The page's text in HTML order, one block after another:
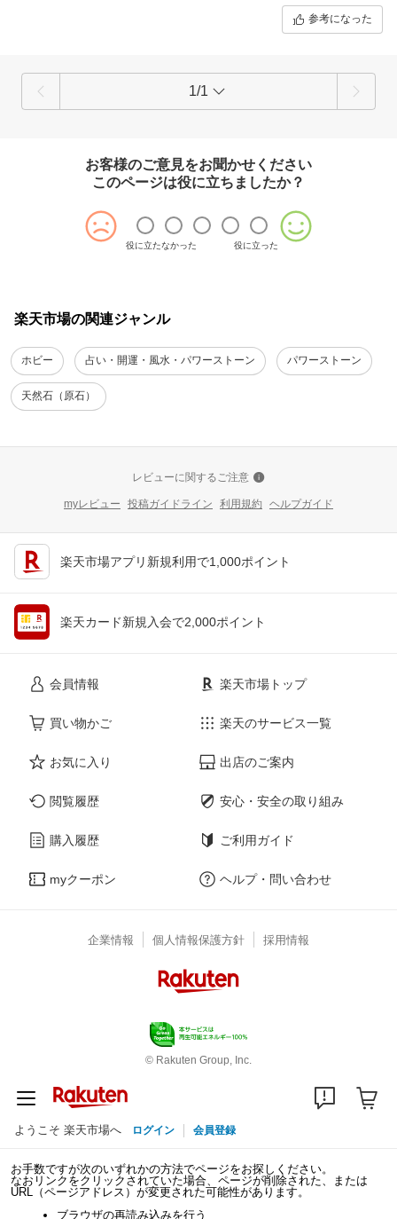
参考になった
1/1
お客様のご意見をお聞かせください
このページは役に立ちましたか？
役に立たなかった 役に立った
楽天市場の関連ジャンル
ホビー 占い・開運・風水・パワーストーン パワーストーン
天然石（原石）
レビューに関するご注意
myレビュー 投稿ガイドライン 利用規約 ヘルプガイド
楽天市場アプリ新規利用で1,000ポイント
楽天カード新規入会で2,000ポイント
会員情報
買い物かご
お気に入り
閲覧履歴
購入履歴
myクーポン
楽天市場トップ
楽天のサービス一覧
出店のご案内
安心・安全の取り組み
ご利用ガイド
ヘルプ・問い合わせ
企業情報 個人情報保護方針 採用情報
© Rakuten Group, Inc.
ようこそ 楽天市場へ ログイン 会員登録
お手数ですが次のいずれかの方法でページをお探しください。
なおリンクをクリックされていた場合、ページが削除された、または
URL（ページアドレス）が変更された可能性があります。
ブラウザの再読み込みを行う